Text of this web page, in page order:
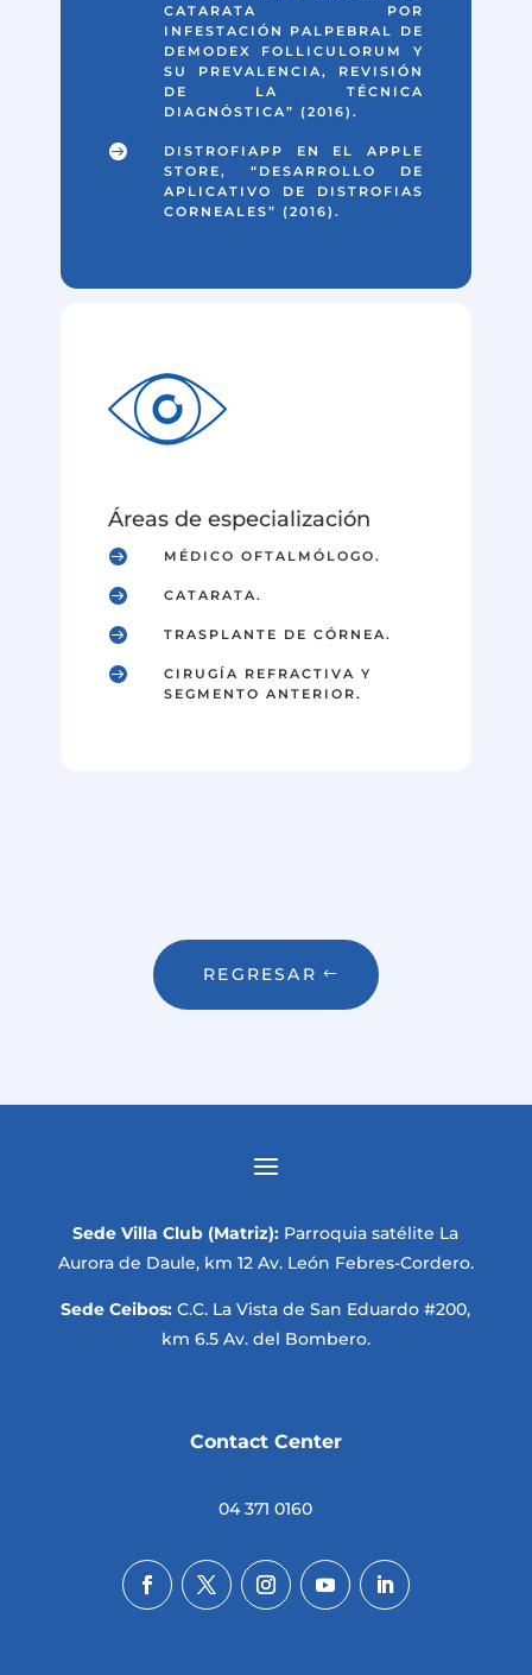
CATARATA POR
INFESTACIÓN PALPEBRAL DE
DEMODEX FOLLICULORUM Y
SU PREVALENCIA, REVISIÓN
DE LA TÉCNICA
DIAGNÓSTICA” (2016).

DISTROFIAPP EN EL APPLE
STORE, “DESARROLLO DE
APLICATIVO DE DISTROFIAS
CORNEALES” (2016).
Áreas de especialización
 MÉDICO OFTALMÓLOGO.
 CATARATA.
 TRASPLANTE DE CÓRNEA.

CIRUGÍA REFRACTIVA Y
SEGMENTO ANTERIOR.
REGRESAR
Sede Villa Club (Matriz): Parroquia satélite La
Aurora de Daule, km 12 Av. León Febres-Cordero.
Sede Ceibos:C.C. La Vista de San Eduardo #200,
km 6.5 Av. del Bombero.
Contact Center
04 371 0160